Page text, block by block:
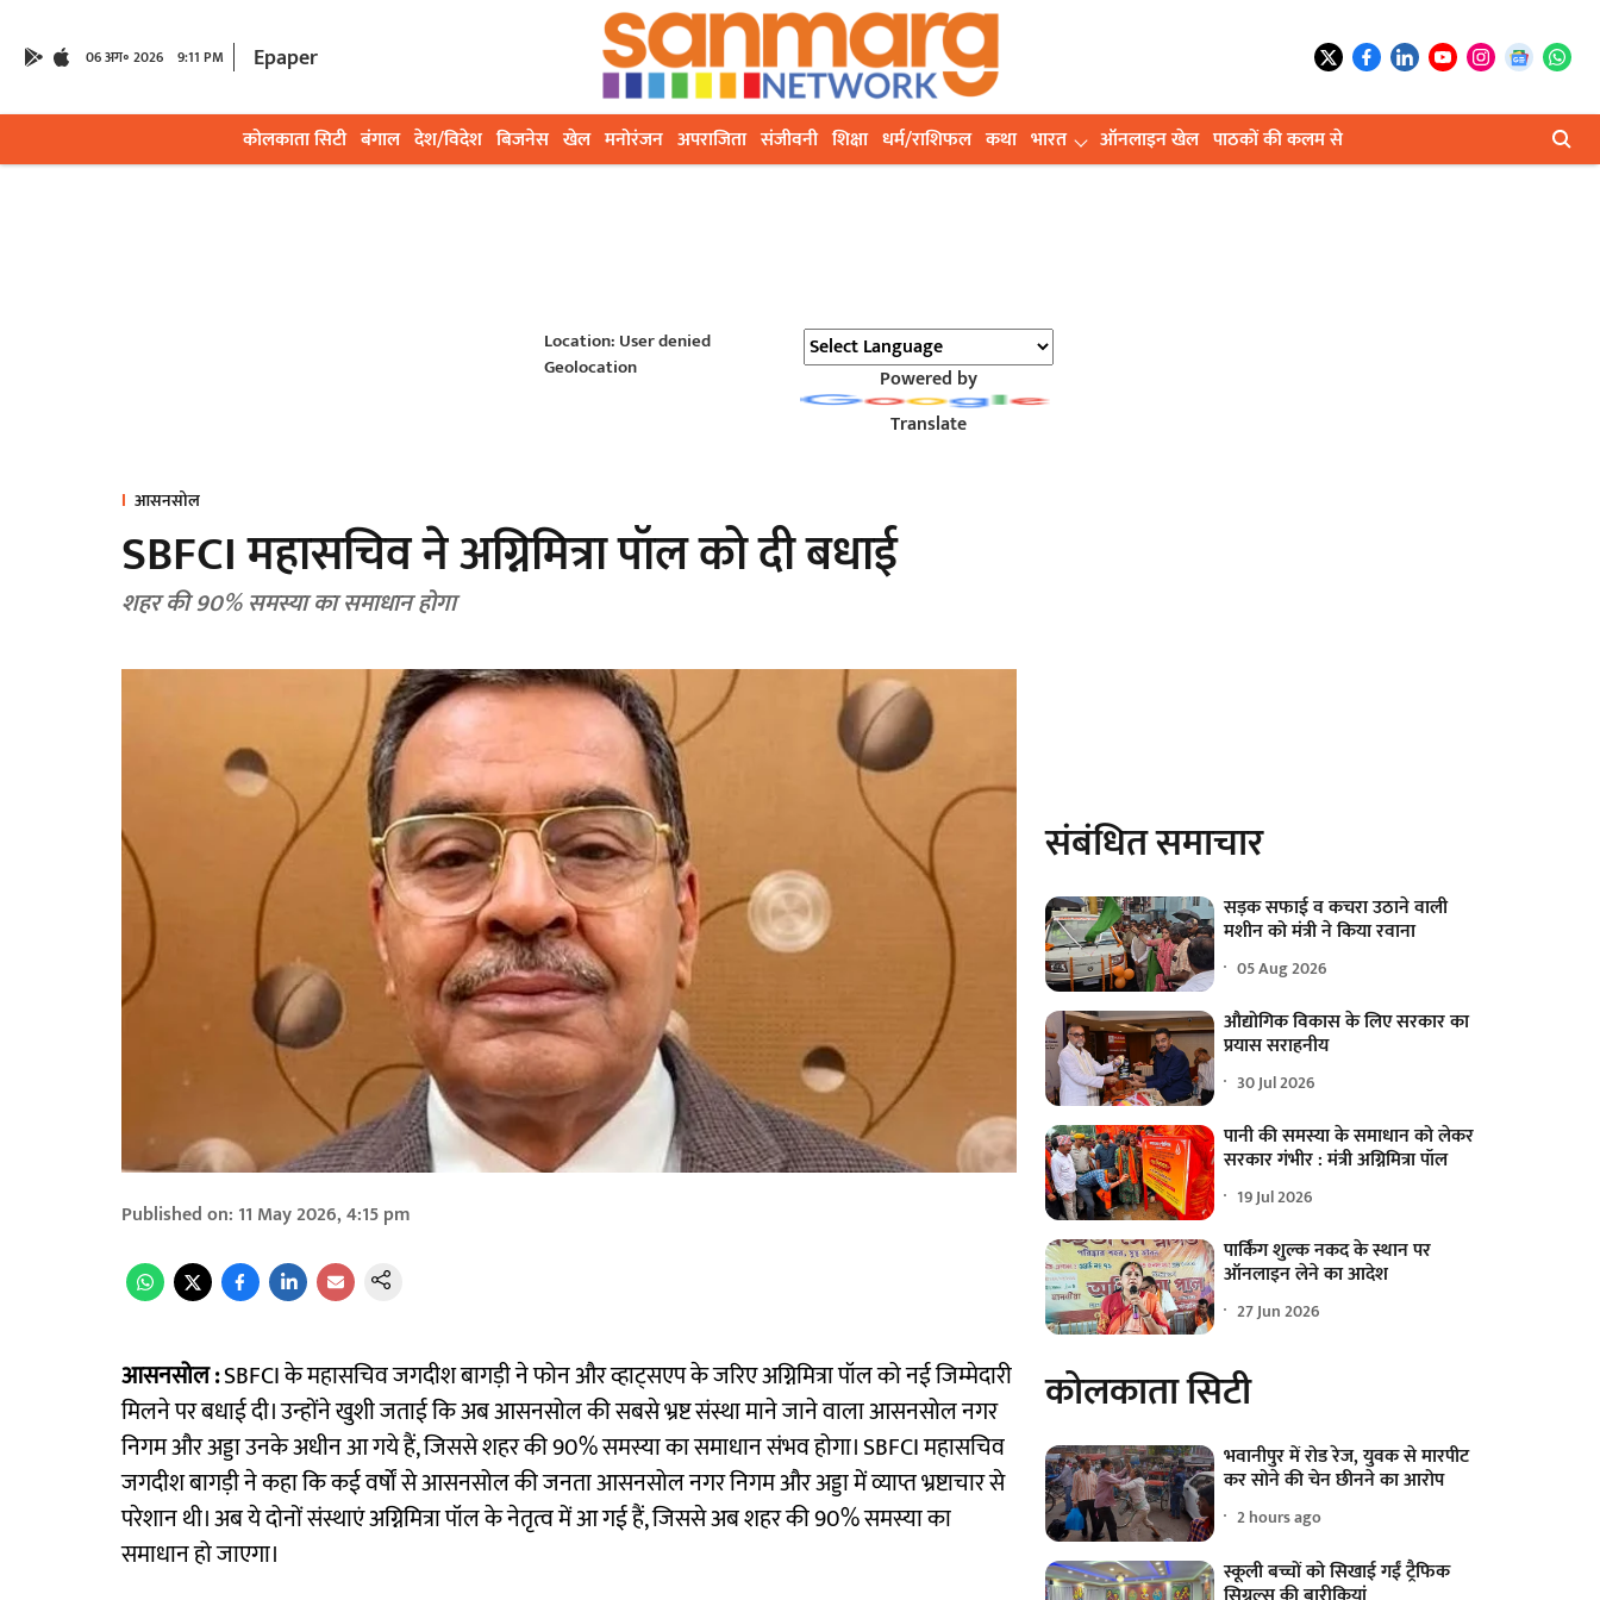
06 अग॰ 2026 9:11 PM Epaper
कोलकाता सिटी बंगाल देश/विदेश बिजनेस खेल मनोरंजन अपराजिता संजीवनी शिक्षा धर्म/राशिफल कथा भारत ऑनलाइन खेल पाठकों की कलम से
Location: User denied
Geolocation
Powered by
Translate
आसनसोल
SBFCI महासचिव ने अग्निमित्रा पॉल को दी बधाई
शहर की 90% समस्या का समाधान होगा
Published on: 11 May 2026, 4:15 pm
आसनसोल :SBFCI के महासचिव जगदीश बागड़ी ने फोन और व्हाट्सएप के जरिए अग्निमित्रा पॉल को नई जिम्मेदारी
मिलने पर बधाई दी। उन्होंने खुशी जताई कि अब आसनसोल की सबसे भ्रष्ट संस्था माने जाने वाला आसनसोल नगर
निगम और अड्डा उनके अधीन आ गये हैं, जिससे शहर की 90% समस्या का समाधान संभव होगा। SBFCI महासचिव
जगदीश बागड़ी ने कहा कि कई वर्षों से आसनसोल की जनता आसनसोल नगर निगम और अड्डा में व्याप्त भ्रष्टाचार से
परेशान थी। अब ये दोनों संस्थाएं अग्निमित्रा पॉल के नेतृत्व में आ गई हैं, जिससे अब शहर की 90% समस्या का
समाधान हो जाएगा।
संबंधित समाचार
सड़क सफाई व कचरा उठाने वाली
मशीन को मंत्री ने किया रवाना
05 Aug 2026
औद्योगिक विकास के लिए सरकार का
प्रयास सराहनीय
30 Jul 2026
पानी की समस्या के समाधान को लेकर
सरकार गंभीर : मंत्री अग्निमित्रा पॉल
19 Jul 2026
पार्किंग शुल्क नकद के स्थान पर
ऑनलाइन लेने का आदेश
27 Jun 2026
कोलकाता सिटी
भवानीपुर में रोड रेज, युवक से मारपीट
कर सोने की चेन छीनने का आरोप
2 hours ago
स्कूली बच्चों को सिखाई गईं ट्रैफिक